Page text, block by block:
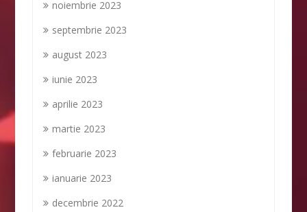
noiembrie 2023
septembrie 2023
august 2023
iunie 2023
aprilie 2023
martie 2023
februarie 2023
ianuarie 2023
decembrie 2022